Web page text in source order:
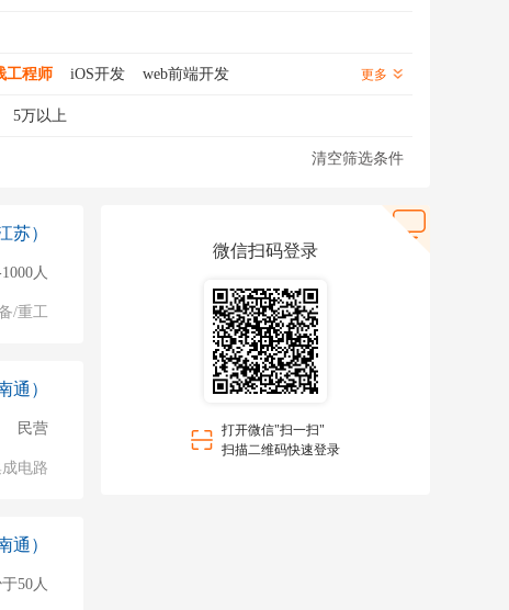
工程师 iOS开发
web前端开发
发 GIS工程师
更多
5万以上
清空筛选条件
苏）
人
/重工
通）
民营
电路
通）
50人
微信扫码登录
打开微信"扫一扫"
扫描二维码快速登录